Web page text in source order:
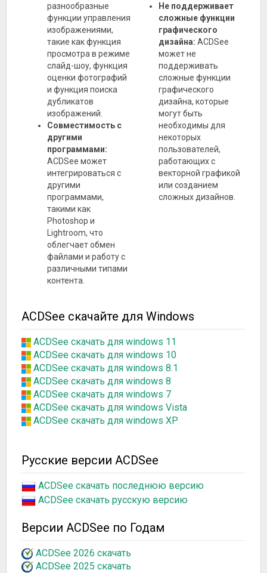
разнообразные
функции управления
изображениями,
такие как функция
просмотра в режиме
слайд-шоу, функция
оценки фотографий
и функция поиска
дубликатов
изображений.
Совместимость с
другими
программами:
ACDSee может
интегрироваться с
другими
программами,
такими как
Photoshop и
Lightroom, что
облегчает обмен
файлами и работу с
различными типами
контента.
Не поддерживает
сложные функции
графического
дизайна: ACDSee
может не
поддерживать
сложные функции
графического
дизайна, которые
могут быть
необходимы для
некоторых
пользователей,
работающих с
векторной графикой
или созданием
сложных дизайнов.
ACDSee скачайте для Windows
ACDSee скачать для windows 11
ACDSee скачать для windows 10
ACDSee скачать для windows 8.1
ACDSee скачать для windows 8
ACDSee скачать для windows 7
ACDSee скачать для windows Vista
ACDSee скачать для windows XP
Русские версии ACDSee
ACDSee скачать последнюю версию
ACDSee скачать русскую версию
Версии ACDSee по Годам
ACDSee 2026 скачать
ACDSee 2025 скачать